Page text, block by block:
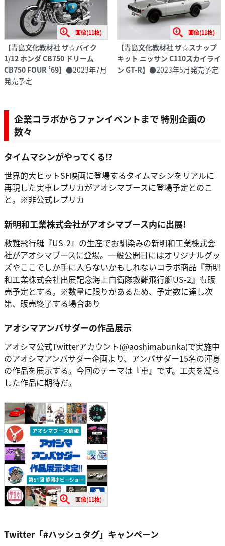
画像(11枚)
【青島文化教材社 ザ☆バイク
1/12 ホンダ CB750 ドリーム
CB750 FOUR ‘69】 ●2023年7月
発売予定
画像(11枚)
【青島文化教材社 ザ☆スナップ
キット ニッサン C110スカイライ
ン GT-R】 ●2023年5月発売予定
企業コラボからファンイベントまで 特別企画の
数々
タイムマシンがやってくる⁉
世界的大ヒットSF映画に登場するタイムマシンをリアルに
再現した実車レプリカがアオシマブースに登場予定とのこ
と。※非公式レプリカ
新明和工業株式会社がアオシマブース内に出展!
救難飛行艇『US-2』の生産でお馴染みの新明和工業株式会
社がアオシマブースに登場。一般公開日にはオリジナルグッ
ズやここでしか手に入らないかもしれないコラボ商品『新明
和工業株式会社出展記念海上自衛隊救難飛行艇US-2』も販
売予定とする。※数量に限りがあるため、予定数に達し次
第、販売終了する場合あり
アオシマアンバサダーの作品展示
アオシマ公式Twitterアカウント(@aoshimabunka)で実施中
のアオシマアンバサダー企画より、アンバサダー15名の渾身
の作品を展示する。今回のテーマは『車』です。工夫を凝ら
した作品に期待だ。
画像(11枚)
Twitter「#ハッシュタグ」キャンペーン